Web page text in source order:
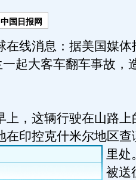
中国日报网
线消息：据美国媒体
起大客车翻车事故，
，这辆行驶在山路上
在印控克什米尔地区
里处
被送